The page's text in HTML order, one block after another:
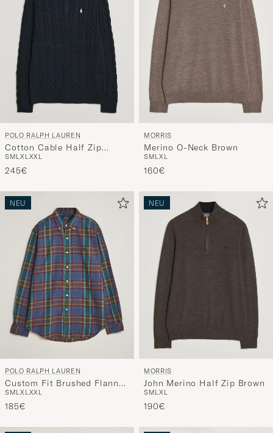
POLO RALPH LAUREN
Cotton Cable Half Zip
Hunter Navy
SMLXLXXL
245€
MORRIS
Merino O-Neck Brown
SMLXL
160€
NEU
POLO RALPH LAUREN
Custom Fit Brushed Flannel
Shirt Blue Purple Heather
SMLXLXXL
185€
NEU
MORRIS
John Merino Half Zip Brown
SMLXL
190€